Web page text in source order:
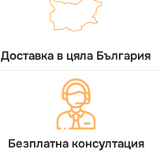
Доставка в цяла България
Безплатна консултация